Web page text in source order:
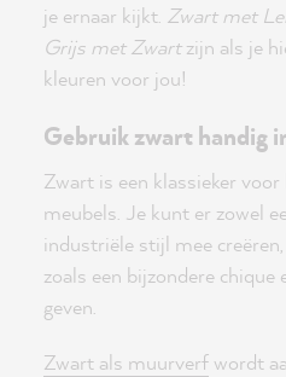
je ernaar kijkt. Zwart met
Grijs met Zwartzijn als je
kleuren voor jou!
Gebruik zwart handig
Zwart is een klassieker
meubels. Je kunt er zowel
industriële stijl mee
zoals een bijzondere
geven.
Zwart als muurverf wordt